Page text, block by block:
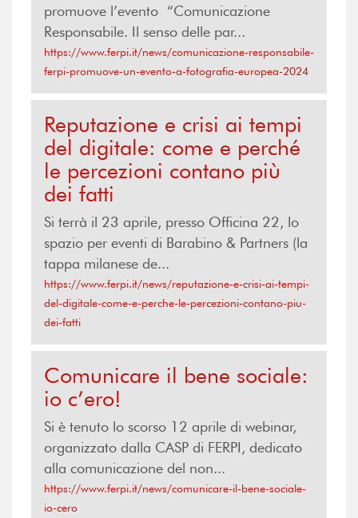
promuove l’evento “Comunicazione
Responsabile. Il senso delle par...
https://www.ferpi.it/news/comunicazione-responsabile-
ferpi-promuove-un-evento-a-fotografia-europea-2024
Reputazione e crisi ai tempi
del digitale: come e perché
le percezioni contano più
dei fatti
Si terrà il 23 aprile, presso Officina 22, lo
spazio per eventi di Barabino & Partners (la
tappa milanese de...
https://www.ferpi.it/news/reputazione-e-crisi-ai-tempi-
del-digitale-come-e-perche-le-percezioni-contano-piu-
dei-fatti
Comunicare il bene sociale:
io c’ero!
Si è tenuto lo scorso 12 aprile di webinar,
organizzato dalla CASP di FERPI, dedicato
alla comunicazione del non...
https://www.ferpi.it/news/comunicare-il-bene-sociale-
io-cero